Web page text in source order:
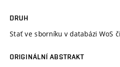
DRUH
Stať ve sborníku v databázi WoS
ORIGINÁLNÍ ABSTRAKT